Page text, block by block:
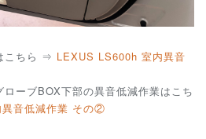
こちら ⇒ LEXUS LS600h 室内異音
ーブBOX下部の異音低減作業はこち
音低減作業 その②